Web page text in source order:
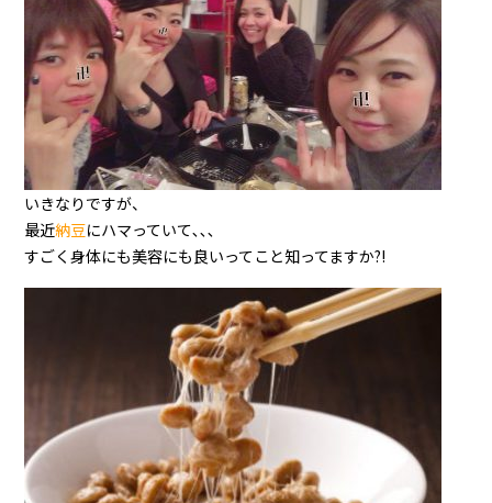
いきなりですが、
最近納豆にハマっていて､､､
すごく身体にも美容にも良いってこと知ってますか?!